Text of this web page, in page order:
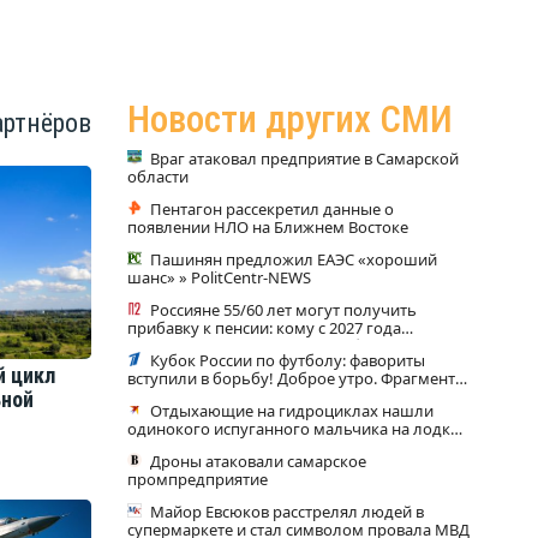
цикл
Новости других СМИ
Враг атаковал предприятие в Самарской
области
Пентагон рассекретил данные о
появлении НЛО на Ближнем Востоке
Пашинян предложил ЕАЭС «хороший
шанс» » PolitCentr-NEWS
Россияне 55/60 лет могут получить
прибавку к пенсии: кому с 2027 года
начислят несколько тысяч рублей
Кубок России по футболу: фавориты
вступили в борьбу! Доброе утро. Фрагмент
Отдыхающие на гидроциклах нашли
одинокого испуганного мальчика на лодке:
Дроны атаковали самарское
промпредприятие
Майор Евсюков расстрелял людей в
супермаркете и стал символом провала МВД